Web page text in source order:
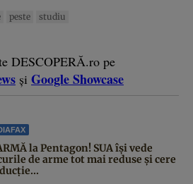
peste studiu
DESCOPERĂ.ro pe
și Google Showcase
la Pentagon! SUA își vede
de arme tot mai reduse și cere